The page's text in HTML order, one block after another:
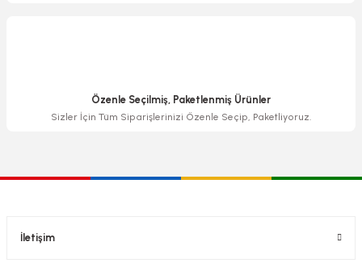
Özenle Seçilmiş, Paketlenmiş Ürünler
Sizler İçin Tüm Siparişlerinizi Özenle Seçip, Paketliyoruz.
İletişim